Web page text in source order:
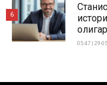
05:47 | 29-
6